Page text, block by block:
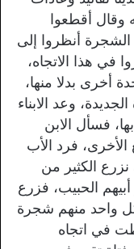
وقال أقطعوا
أنظروا إلى
في هذا الاتجاه،
أخرى بدلا منها،
وعد الابناء
فسأل الابن
فرد الأب
نزرع الكثير من
أبيهم الحبيب، فزرع
واحد منهم شجرة
في اتجاه